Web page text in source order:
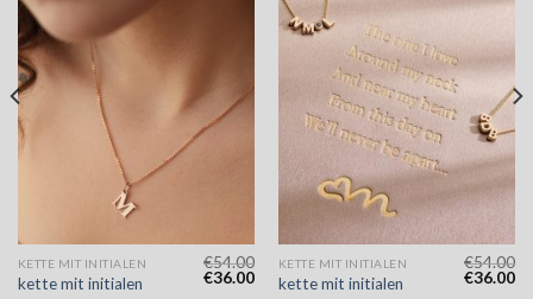
KETTE MIT INITIALEN
kette mit initialen
€54.00
€36.00
KETTE MIT INITIALEN
kette mit initialen
€54.00
€36.00